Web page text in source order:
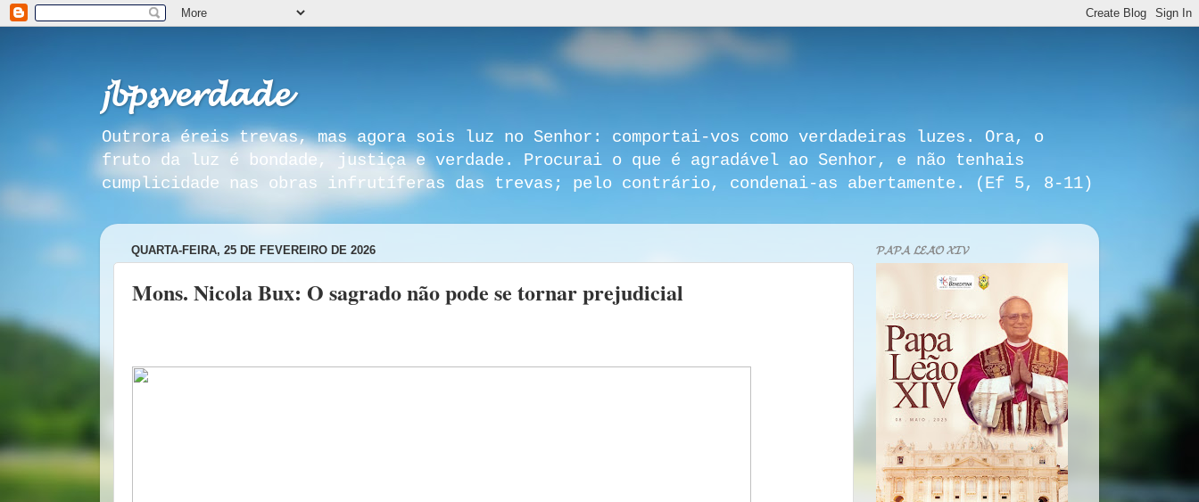
𝓳𝓫𝓹𝓼𝓿𝓮𝓻𝓭𝓪𝓭𝓮
Outrora éreis trevas, mas agora sois luz no Senhor: comportai-vos como verdadeiras luzes. Ora, o
fruto da luz é bondade, justiça e verdade. Procurai o que é agradável ao Senhor, e não tenhais
cumplicidade nas obras infrutíferas das trevas; pelo contrário, condenai-as abertamente. (Ef 5, 8-11)
QUARTA-FEIRA, 25 DE FEVEREIRO DE 2026
Mons. Nicola Bux: O sagrado não pode se tornar prejudicial
𝓟𝓐𝓟𝓐 𝓛𝓔𝓐̃𝓞 𝓧𝓘𝓥